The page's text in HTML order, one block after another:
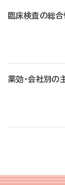
臨床検査の総合
薬効・会社別の